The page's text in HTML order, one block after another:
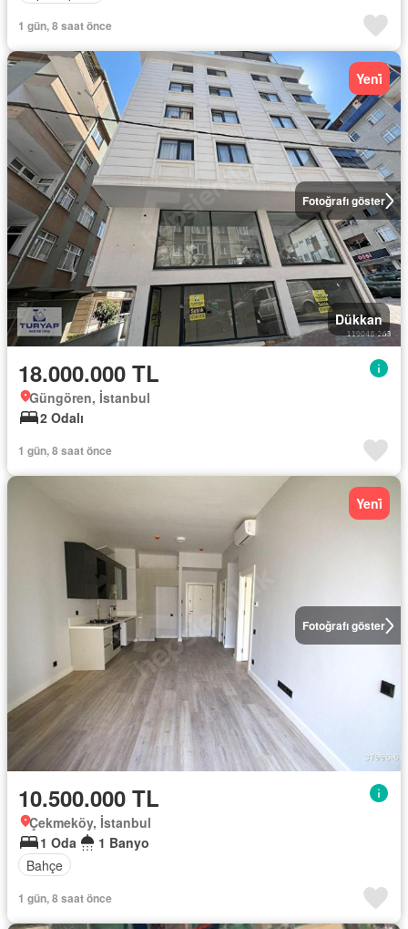
1 gün, 8 saat önce
Fotoğrafı göster
Yeni̇
Dükkan
18.000.000 TL
Güngören, İstanbul
2 Odalı
1 gün, 8 saat önce
Fotoğrafı göster
Yeni̇
10.500.000 TL
Çekmeköy, İstanbul
1 Oda
1 Banyo
Bahçe
1 gün, 8 saat önce